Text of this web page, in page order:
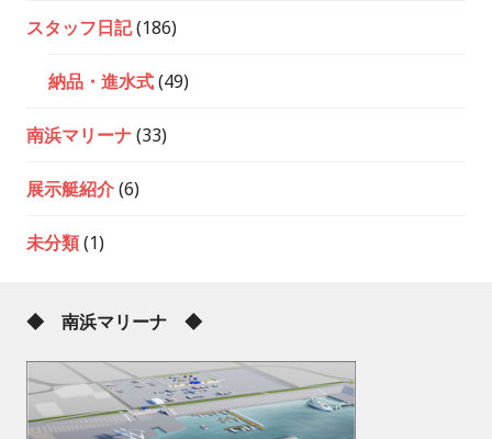
スタッフ日記(186)
納品・進水式(49)
南浜マリーナ(33)
展示艇紹介(6)
未分類(1)
◆ 南浜マリーナ ◆